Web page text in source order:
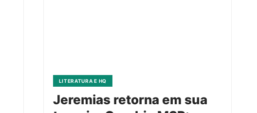
LITERATURA E HQ
Jeremias retorna em sua